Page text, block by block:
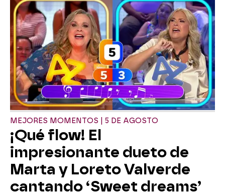
MEJORES MOMENTOS | 5 DE AGOSTO
¡Qué flow! El
impresionante dueto de
Marta y Loreto Valverde
cantando ‘Sweet dreams’